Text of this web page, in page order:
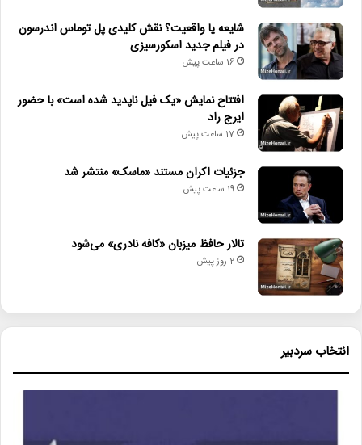
• جزئیات اکران مستند «ماسک» منتشر شد
• تالار حافظ میزبان «کافه نادری» می‌شود
• نمایش ۲ فیلم در «پاتوق مستند»
خانه کتاب و ادبیات ایران
فرهنگ_و_ارشاد
کتاب_و_ادبیات
معاونت_فرهنگی
شایعه یا واقعیت؟ نقش کلیدی پل توماس اندرسون
در فیلم جدید اسکورسیزی
16 ساعت پیش
افتتاح نمایش «یک فیل ناپدید شده است» با حضور
ایرج راد
17 ساعت پیش
جزئیات اکران مستند «ماسک» منتشر شد
19 ساعت پیش
تالار حافظ میزبان «کافه نادری» می‌شود
2 روز پیش
انتخاب سردبیر